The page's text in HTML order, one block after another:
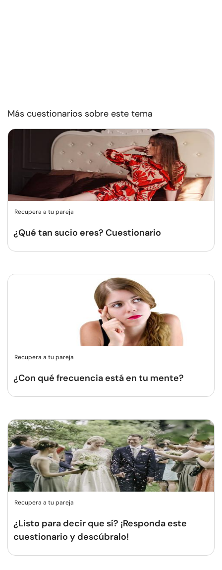
Más cuestionarios sobre este tema
Recupera a tu pareja
¿Qué tan sucio eres? Cuestionario
Recupera a tu pareja
¿Con qué frecuencia está en tu mente?
Recupera a tu pareja
¿Listo para decir que sí? ¡Responda este
cuestionario y descúbralo!